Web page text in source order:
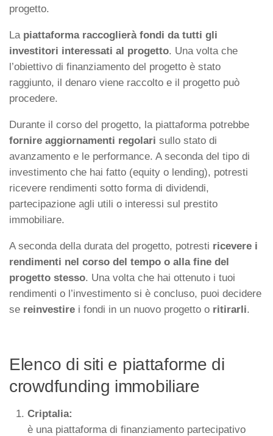
progetto.
La piattaforma raccoglierà fondi da tutti gli
investitori interessati al progetto. Una volta che
l’obiettivo di finanziamento del progetto è stato
raggiunto, il denaro viene raccolto e il progetto può
procedere.
Durante il corso del progetto, la piattaforma potrebbe
fornire aggiornamenti regolari sullo stato di
avanzamento e le performance. A seconda del tipo di
investimento che hai fatto (equity o lending), potresti
ricevere rendimenti sotto forma di dividendi,
partecipazione agli utili o interessi sul prestito
immobiliare.
A seconda della durata del progetto, potresti ricevere i
rendimenti nel corso del tempo o alla fine del
progetto stesso. Una volta che hai ottenuto i tuoi
rendimenti o l’investimento si è concluso, puoi decidere
se reinvestire i fondi in un nuovo progetto o ritirarli.
Elenco di siti e piattaforme di
crowdfunding immobiliare
Criptalia:
è una piattaforma di finanziamento partecipativo